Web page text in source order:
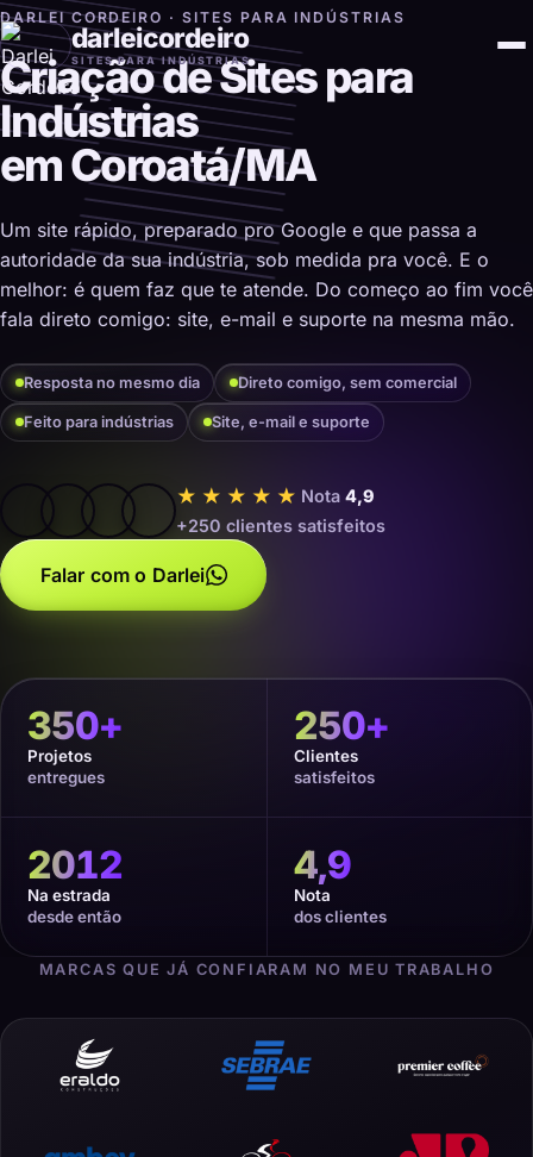
darleicordeiro
SITES PARA INDÚSTRIAS
DARLEI CORDEIRO · SITES PARA INDÚSTRIAS
Criação de Sites para
Indústrias
em Coroatá/MA
Um site rápido, preparado pro Google e que passa a
autoridade da sua indústria, sob medida pra você. E o
melhor: é quem faz que te atende. Do começo ao fim você
fala direto comigo: site, e-mail e suporte na mesma mão.
Resposta no mesmo dia Direto comigo, sem comercial
Feito para indústrias Site, e-mail e suporte
★★★★★ Nota 4,9
+250 clientes satisfeitos
Falar com o Darlei
350+
Projetos
entregues
250+
Clientes
satisfeitos
2012
Na estrada
desde então
4,9
Nota
dos clientes
MARCAS QUE JÁ CONFIARAM NO MEU TRABALHO